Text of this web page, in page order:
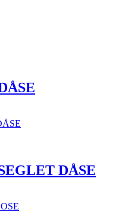
DÅSE